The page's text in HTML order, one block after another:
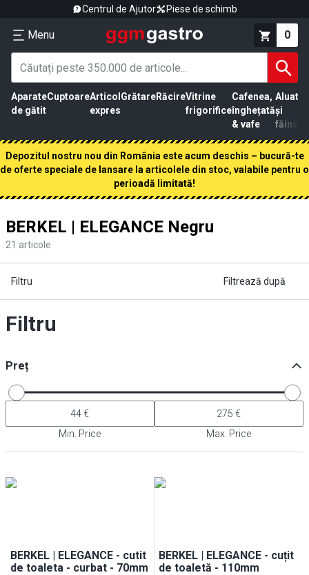
Centrul de Ajutor Piese de schimb
Menu 0
Aparate
de gătit
CuptoareArticol
expres
GrătareRăcireVitrine
frigorifice
Cafenea,
înghețată
& vafe
Aluat
și
făină
Depozitul nostru nou din România este acum deschis – bucură-te
de oferte speciale de lansare la articolele din stoc, valabile pentru o
perioadă limitată!
BERKEL | ELEGANCE Negru
21 articole
Filtru Filtrează după
Filtru
Preț
Min. Price Max. Price
BERKEL | ELEGANCE - cutit
de toaleta - curbat - 70mm
BERKEL | ELEGANCE - cuțit
de toaletă - 110mm